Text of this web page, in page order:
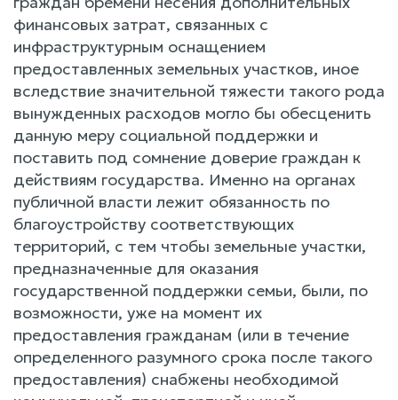
финансовых затрат, связанных с
инфраструктурным оснащением
предоставленных земельных участков, иное
вследствие значительной тяжести такого рода
вынужденных расходов могло бы обесценить
данную меру социальной поддержки и
поставить под сомнение доверие граждан к
действиям государства. Именно на органах
публичной власти лежит обязанность по
благоустройству соответствующих
территорий, с тем чтобы земельные участки,
предназначенные для оказания
государственной поддержки семьи, были, по
возможности, уже на момент их
предоставления гражданам (или в течение
определенного разумного срока после такого
предоставления) снабжены необходимой